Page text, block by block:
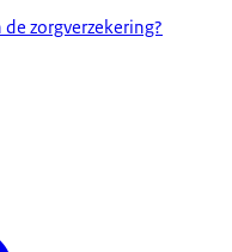
zorgverzekering?